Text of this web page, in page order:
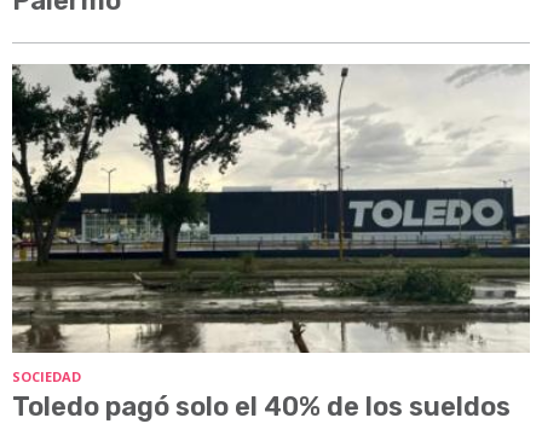
SOCIEDAD
Toledo pagó solo el 40% de los sueldos